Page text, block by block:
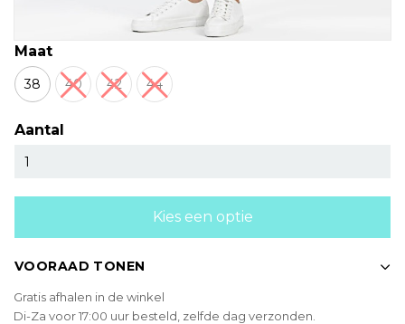
Maat
38 40 42 44
Aantal
Kies een optie
VOORAAD TONEN
Gratis afhalen in de winkel
Di-Za voor 17:00 uur besteld, zelfde dag verzonden.